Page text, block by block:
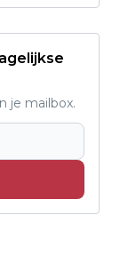
je mailbox.